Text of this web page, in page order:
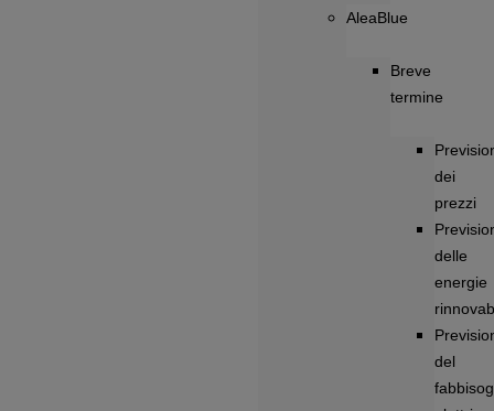
AleaBlue
Breve
termine
dei
prezzi
delle
energie
del